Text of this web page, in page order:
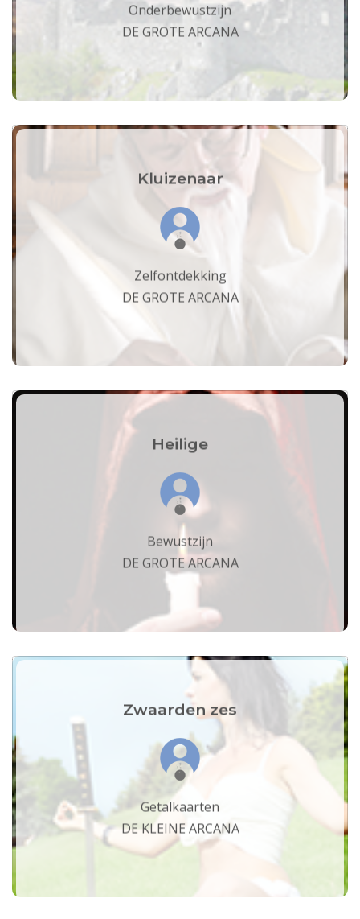
Onderbewustzijn
DE GROTE ARCANA
Kluizenaar
Zelfontdekking
DE GROTE ARCANA
Heilige
Bewustzijn
DE GROTE ARCANA
Zwaarden zes
Getalkaarten
DE KLEINE ARCANA